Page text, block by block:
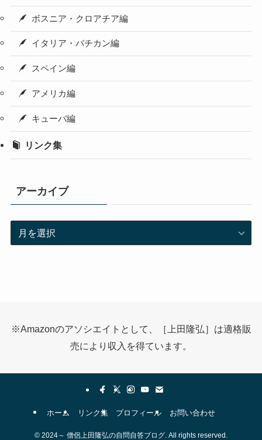
ボスニア・クロアチア編
イタリア・バチカン編
スペイン編
アメリカ編
キューバ編
リンク集
アーカイブ
※Amazonのアソシエイトとして、［上田隆弘］は適格販
売により収入を得ています。
ホーム リンク集 プロフィール お問い合わせ
© 2024～ 僧侶上田隆弘の自問自答ブログ. All rights reserved.